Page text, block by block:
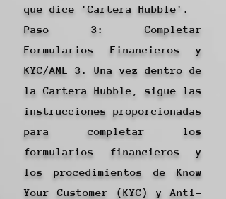
que dice 'Cartera Hubble'.
Paso 3: Completar
Formularios Financieros y
KYC/AML 3. Una vez dentro de
la Cartera Hubble, sigue las
instrucciones proporcionadas
para completar los
formularios financieros y
los procedimientos de Know
Your Customer (KYC) y Anti-